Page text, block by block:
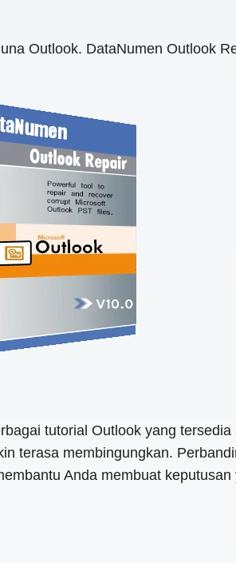
Outlook. DataNumen Outlook
tutorial Outlook yang
terasa membingungkan.
Anda membuat